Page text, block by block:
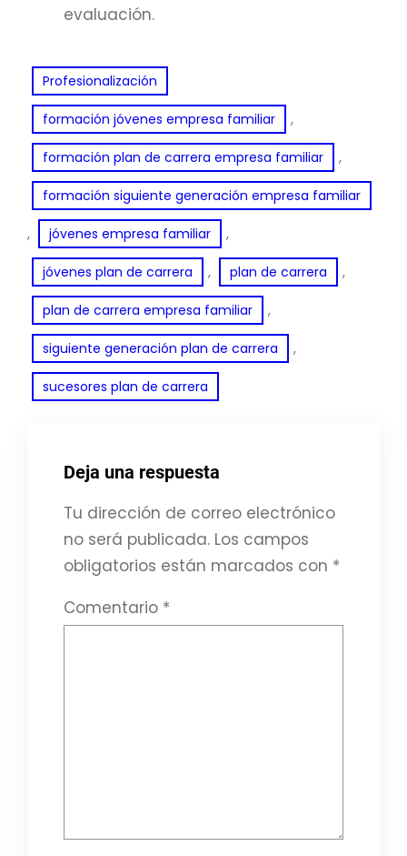
evaluación.
Profesionalización
formación jóvenes empresa familiar ,
formación plan de carrera empresa familiar ,
formación siguiente generación empresa familiar
, jóvenes empresa familiar ,
jóvenes plan de carrera , plan de carrera ,
plan de carrera empresa familiar ,
siguiente generación plan de carrera ,
sucesores plan de carrera
Deja una respuesta
Tu dirección de correo electrónico
no será publicada. Los campos
obligatorios están marcados con *
Comentario *